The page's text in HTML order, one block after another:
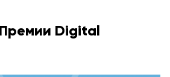
Digital